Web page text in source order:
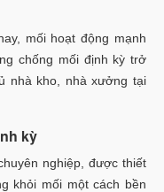
mối hoạt động mạnh
chống mối định kỳ trở
nhà kho, nhà xưởng tại
kỳ
nghiệp, được thiết
khỏi mối một cách bền